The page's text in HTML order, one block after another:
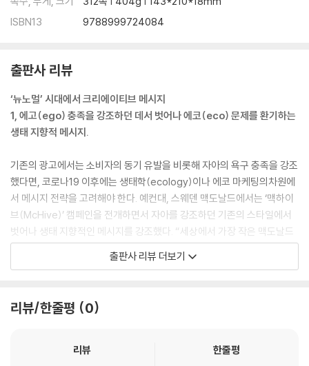
ISBN13
9788999724084
출판사 리뷰
‘뉴노멀’ 시대에서 크리에이티브 메시지
1, 에고(ego) 충족을 강조하던 데서 벗어나 에코(eco) 문제를 환기하는
생태 지향적 메시지.
기존의 광고에서는 소비자의 동기 유발을 비롯해 자아의 욕구 충족을 강조
했다면, 코로나19 이후에는 생태학(ecology)이나 에코 마케팅의차원에
서 메시지 전략을 고려해야 한다. 예컨대, 스웨덴 맥도날드에서는 ‘맥하이
브(McHive)’ 캠페인을 전개하면서 자아를 강조하던 기존의 스타일에서
벗어나 생태 지향적인 메시지를 강조했다. “세상에서 가장 작은 맥도날드
를 소개합니다”라는 카피로 생태 문제의 중요성을 환기한 것이다.
맥도날드 매장은 사람이 한 명도 들어갈 수 없을 정도로 작았다. 오로지 야
날드는 캠페인에서 만약 벌이 사라진다면 생물의 연쇄 종말이 일어날 수
태계 보호의 중요성을 환기했으며, 맥도날드는 식량 위기를 이겨 내는데
출판사 리뷰 더보기
리뷰/한줄평 0
리뷰
한줄평